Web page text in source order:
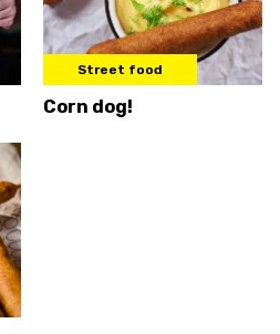
Street food
Corn dog!